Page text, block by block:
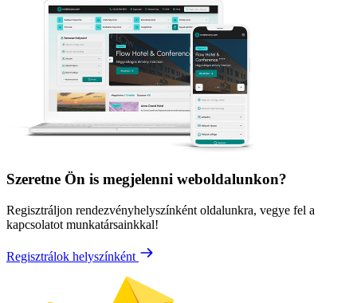
Szeretne Ön is megjelenni weboldalunkon?
Regisztráljon rendezvényhelyszínként oldalunkra, vegye fel a
kapcsolatot munkatársainkkal!
Regisztrálok helyszínként